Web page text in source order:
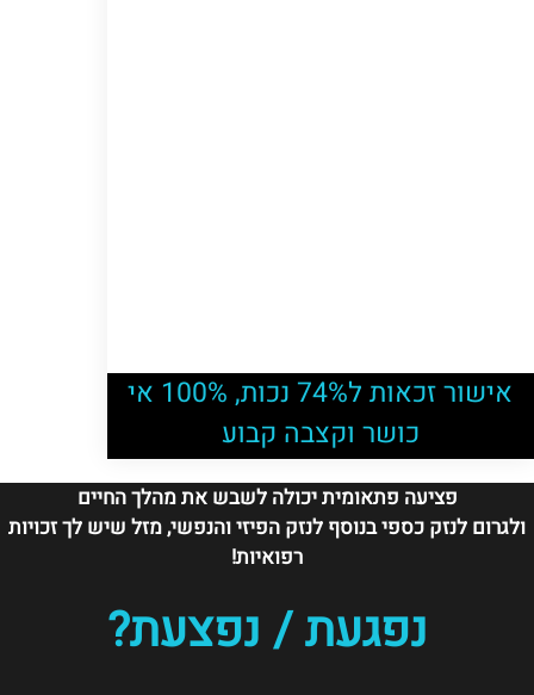
אישור זכאות ל74% נכות, 100% אי
כושר וקצבה קבוע
פציעה פתאומית יכולה לשבש את מהלך החיים
ולגרום לנזק כספי בנוסף לנזק הפיזי והנפשי, מזל שיש לך זכויות
רפואיות!
נפגעת / נפצעת?